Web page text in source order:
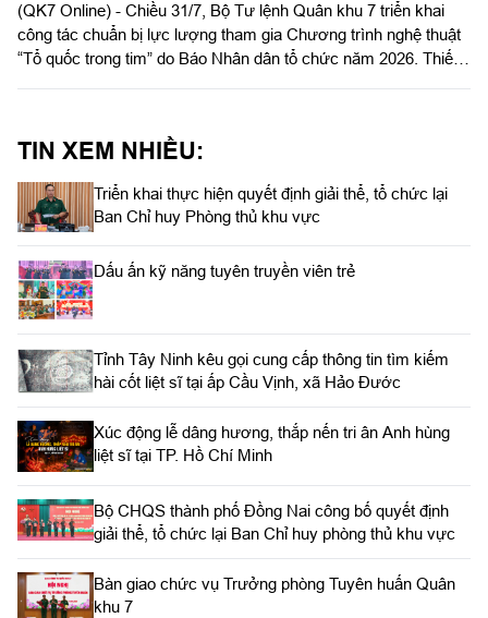
(QK7 Online) - Chiều 31/7, Bộ Tư lệnh Quân khu 7 triển khai
công tác chuẩn bị lực lượng tham gia Chương trình nghệ thuật
“Tổ quốc trong tim” do Báo Nhân dân tổ chức năm 2026. Thiếu
TIN XEM NHIỀU:
Triển khai thực hiện quyết định giải thể, tổ chức lại
Ban Chỉ huy Phòng thủ khu vực
Dấu ấn kỹ năng tuyên truyền viên trẻ
Tỉnh Tây Ninh kêu gọi cung cấp thông tin tìm kiếm
hài cốt liệt sĩ tại ấp Cầu Vịnh, xã Hảo Đước
Xúc động lễ dâng hương, thắp nến tri ân Anh hùng
liệt sĩ tại TP. Hồ Chí Minh
Bộ CHQS thành phố Đồng Nai công bố quyết định
giải thể, tổ chức lại Ban Chỉ huy phòng thủ khu vực
Bàn giao chức vụ Trưởng phòng Tuyên huấn Quân
khu 7